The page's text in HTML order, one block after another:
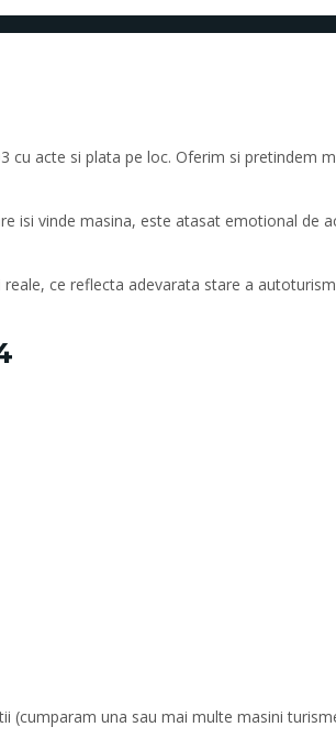
cu acte si plata pe loc. Oferim si pretindem
isi vinde masina, este atasat emotional de
ce reflecta adevarata stare a
(cumparam una sau mai multe masini